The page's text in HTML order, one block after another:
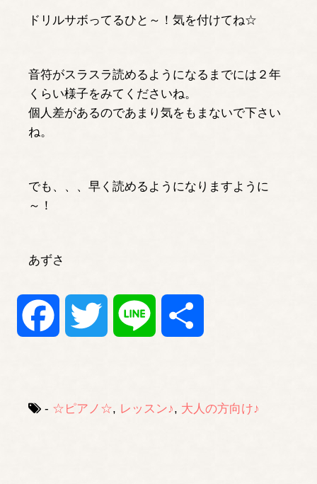
ドリルサボってるひと～！気を付けてね☆
音符がスラスラ読めるようになるまでには２年
くらい様子をみてくださいね。
個人差があるのであまり気をもまないで下さい
ね。
でも、、、早く読めるようになりますように
～！
あずさ
Facebook Twitter Line
- ☆ピアノ☆, レッスン♪, 大人の方向け♪